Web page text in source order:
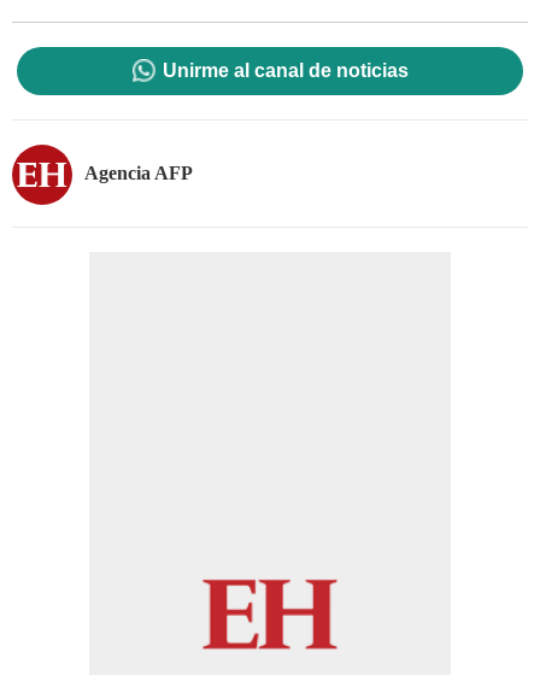
Unirme al canal de noticias
Agencia AFP